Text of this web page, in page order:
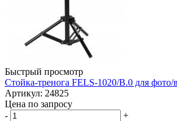
Быстрый просмотр
Стойка-тренога FELS-1020/B.0 для фото/
Артикул: 24825
Цена по запросу
-
+